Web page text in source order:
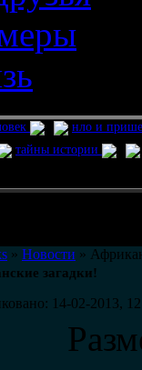
нло и
тайны истории
» Новости »
загадки!
14-02-2013,